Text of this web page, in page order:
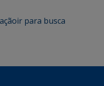
ir para busca